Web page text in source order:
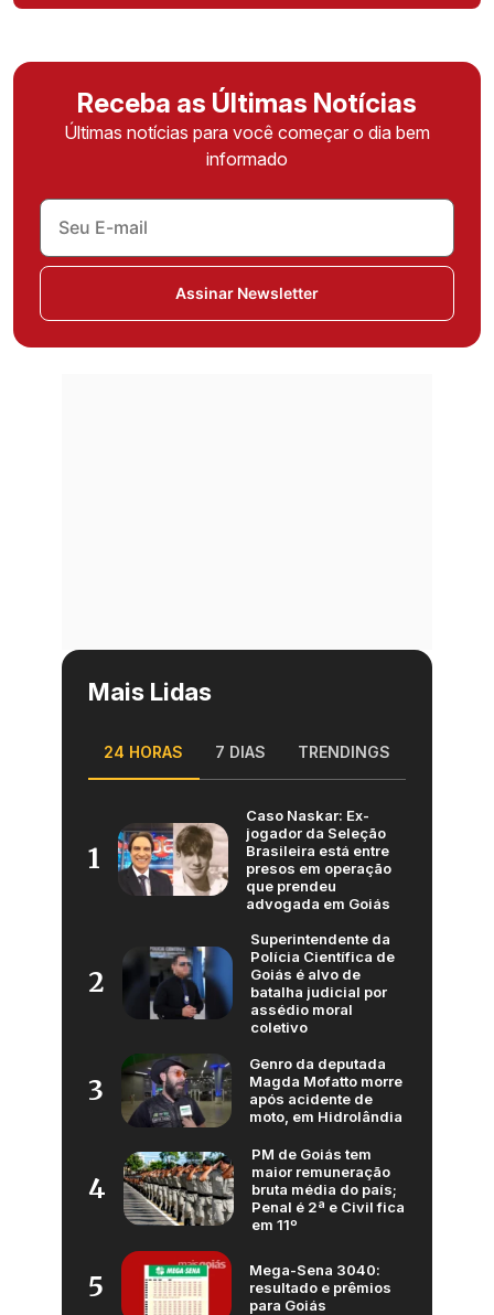
Receba as Últimas Notícias
Últimas notícias para você começar o dia bem
informado
Assinar Newsletter
Mais Lidas
24 HORAS 7 DIAS TRENDINGS
1
Caso Naskar: Ex-
jogador da Seleção
Brasileira está entre
presos em operação
que prendeu
advogada em Goiás
2
Superintendente da
Polícia Científica de
Goiás é alvo de
batalha judicial por
assédio moral
coletivo
3
Genro da deputada
Magda Mofatto morre
após acidente de
moto, em Hidrolândia
4
PM de Goiás tem
maior remuneração
bruta média do país;
Penal é 2ª e Civil fica
em 11º
5
Mega-Sena 3040:
resultado e prêmios
para Goiás